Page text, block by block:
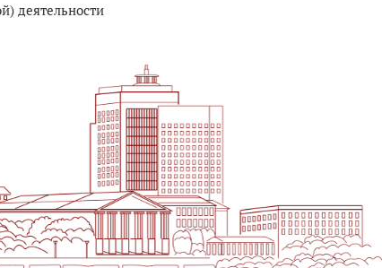
деятельности